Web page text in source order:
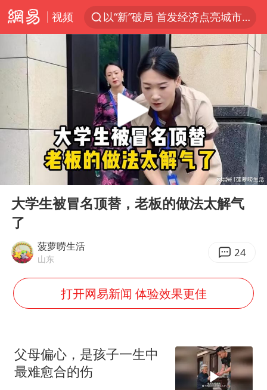
视频
以“新”破局 首发经济点亮城市消费活力
台风白海豚进入48小时警戒线
中方回应是否在太平洋海底开采稀土
台风白海豚影响中国已成定局
佛得角门将亮相智利俱乐部主场
U17国足1分钟轰2球
五粮液渠道价一箱上涨近百元
宇树科技发行价格150.80元/股
法国将禁止“未经同意的电话营销”
27岁女子成组织卖淫集团主犯被通缉
吉林一“温度计大楼”读数爆表
24小时不关空调 电费会更低吗
东方甄选被判赔偿江小白30万元
Play
00:00 08:24
大学生被冒名顶替，老板的做法太解气
了
菠萝唠生活
山东 24
打开网易新闻 体验效果更佳
父母偏心，是孩子一生中
最难愈合的伤